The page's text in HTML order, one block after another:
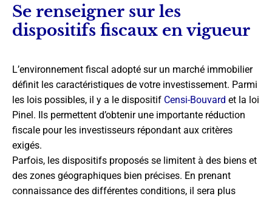
Se renseigner sur les
dispositifs fiscaux en vigueur
L’environnement fiscal adopté sur un marché immobilier
définit les caractéristiques de votre investissement. Parmi
les lois possibles, il y a le dispositif Censi-Bouvard et la loi
Pinel. Ils permettent d’obtenir une importante réduction
fiscale pour les investisseurs répondant aux critères
exigés.
Parfois, les dispositifs proposés se limitent à des biens et
des zones géographiques bien précises. En prenant
connaissance des différentes conditions, il sera plus